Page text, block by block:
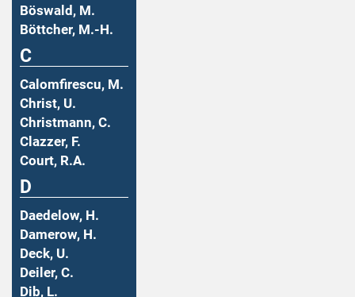
Böswald, M.
Böttcher, M.-H.
C
Calomfirescu, M.
Christ, U.
Christmann, C.
Clazzer, F.
Court, R.A.
D
Daedelow, H.
Damerow, H.
Deck, U.
Deiler, C.
Dib, L.